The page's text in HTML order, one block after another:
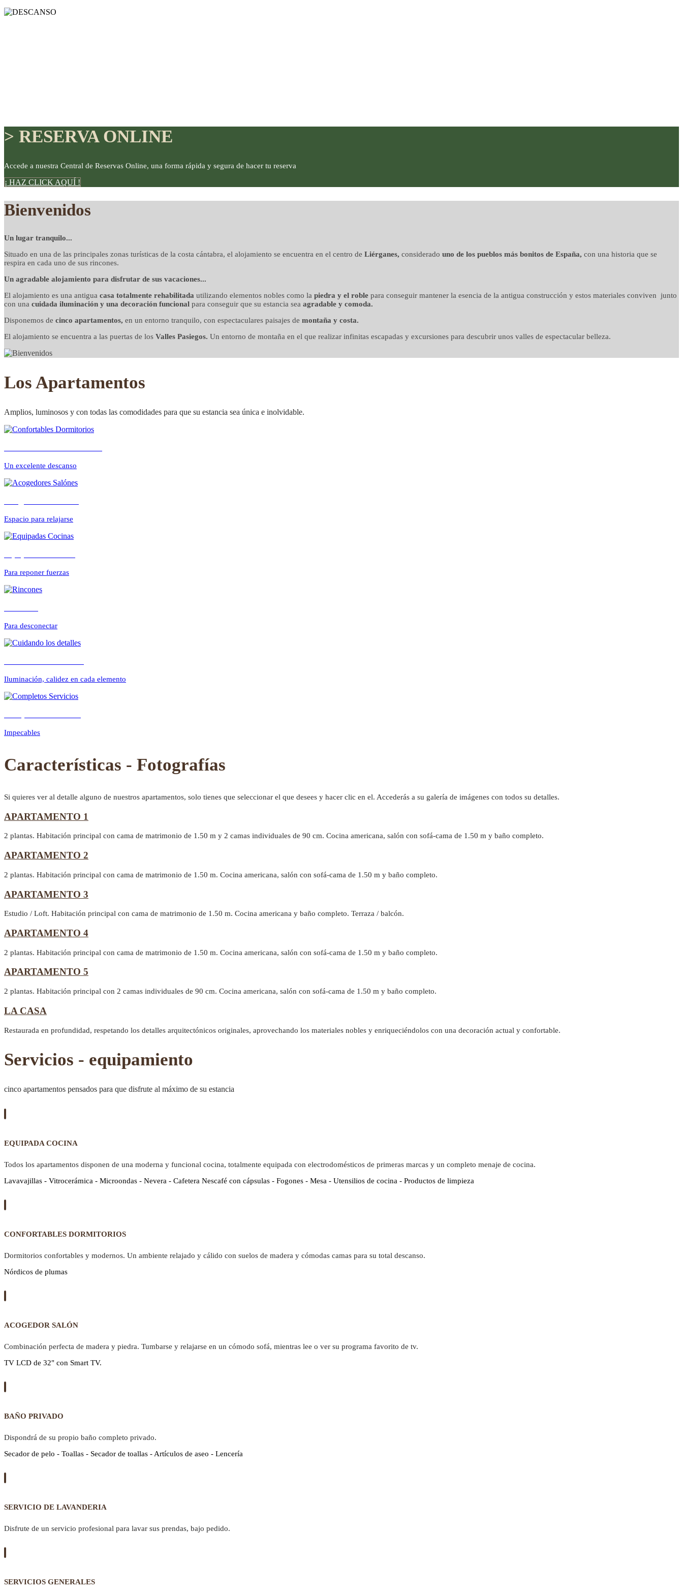
DISFRUTE
detalles cuidados con mimo
CONFORTABLE
ambientes cálidos y relajados
> RESERVA ONLINE
Accede a nuestra Central de Reservas Online, una forma rápida y segura de hacer tu reserva
¡ HAZ CLICK AQUÍ !
Bienvenidos
Un lugar tranquilo...
Situado en una de las principales zonas turísticas de la costa cántabra, el alojamiento se encuentra en el centro de Liérganes, considerado uno de los pueblos más bonitos de España, con una historia que se
respira en cada uno de sus rincones.
Un agradable alojamiento para disfrutar de sus vacaciones...
El alojamiento es una antigua casa totalmente rehabilitada utilizando elementos nobles como la piedra y el roble para conseguir mantener la esencia de la antigua construcción y estos materiales conviven junto
con una cuidada iluminación y una decoración funcional para conseguir que su estancia sea agradable y comoda.
Disponemos de cinco apartamentos, en un entorno tranquilo, con espectaculares paisajes de montaña y costa.
El alojamiento se encuentra a las puertas de los Valles Pasiegos. Un entorno de montaña en el que realizar infinitas escapadas y excursiones para descubrir unos valles de espectacular belleza.
Los Apartamentos
Amplios, luminosos y con todas las comodidades para que su estancia sea única e inolvidable.
Un excelente descanso
Espacio para relajarse
Para reponer fuerzas
Para desconectar
Iluminación, calidez en cada elemento
Impecables
Características - Fotografías
Si quieres ver al detalle alguno de nuestros apartamentos, solo tienes que seleccionar el que desees y hacer clic en el. Accederás a su galería de imágenes con todos su detalles.
APARTAMENTO 1
2 plantas. Habitación principal con cama de matrimonio de 1.50 m y 2 camas individuales de 90 cm. Cocina americana, salón con sofá-cama de 1.50 m y baño completo.
APARTAMENTO 2
2 plantas. Habitación principal con cama de matrimonio de 1.50 m. Cocina americana, salón con sofá-cama de 1.50 m y baño completo.
APARTAMENTO 3
Estudio / Loft. Habitación principal con cama de matrimonio de 1.50 m. Cocina americana y baño completo. Terraza / balcón.
APARTAMENTO 4
2 plantas. Habitación principal con cama de matrimonio de 1.50 m. Cocina americana, salón con sofá-cama de 1.50 m y baño completo.
APARTAMENTO 5
2 plantas. Habitación principal con 2 camas individuales de 90 cm. Cocina americana, salón con sofá-cama de 1.50 m y baño completo.
LA CASA
Restaurada en profundidad, respetando los detalles arquitectónicos originales, aprovechando los materiales nobles y enriqueciéndolos con una decoración actual y confortable.
Servicios - equipamiento
cinco apartamentos pensados para que disfrute al máximo de su estancia
EQUIPADA COCINA
Todos los apartamentos disponen de una moderna y funcional cocina, totalmente equipada con electrodomésticos de primeras marcas y un completo menaje de cocina.
Lavavajillas - Vitrocerámica - Microondas - Nevera - Cafetera Nescafé con cápsulas - Fogones - Mesa - Utensilios de cocina - Productos de limpieza
CONFORTABLES DORMITORIOS
Dormitorios confortables y modernos. Un ambiente relajado y cálido con suelos de madera y cómodas camas para su total descanso.
Nórdicos de plumas
ACOGEDOR SALÓN
Combinación perfecta de madera y piedra. Tumbarse y relajarse en un cómodo sofá, mientras lee o ver su programa favorito de tv.
TV LCD de 32" con Smart TV.
BAÑO PRIVADO
Dispondrá de su propio baño completo privado.
Secador de pelo - Toallas - Secador de toallas - Artículos de aseo - Lencería
SERVICIO DE LAVANDERIA
Disfrute de un servicio profesional para lavar sus prendas, bajo pedido.
SERVICIOS GENERALES